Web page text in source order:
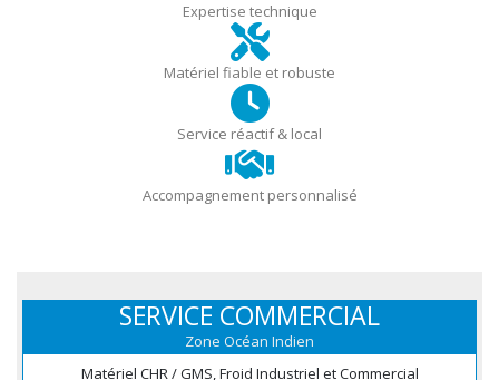
Expertise technique
Matériel fiable et robuste
Service réactif & local
Accompagnement personnalisé
SERVICE COMMERCIAL
Zone Océan Indien
Matériel CHR / GMS, Froid Industriel et Commercial